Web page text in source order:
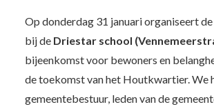
Op donderdag 31 januari organiseert
bij de Driestar school
bijeenkomst voor bewoners en
de toekomst van het Houtkwartier. We
gemeentebestuur, leden van de